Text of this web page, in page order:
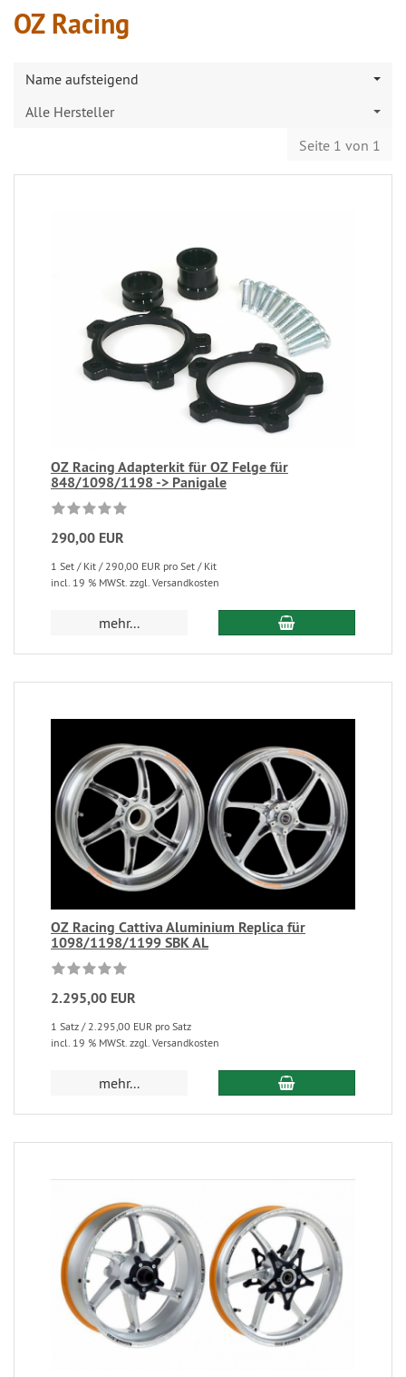
OZ Racing
Name aufsteigend
Alle Hersteller
Seite 1 von 1
OZ Racing Adapterkit für OZ Felge für
848/1098/1198 -> Panigale
290,00 EUR
1 Set / Kit / 290,00 EUR pro Set / Kit
incl. 19 % MWSt. zzgl. Versandkosten
mehr...
OZ Racing Cattiva Aluminium Replica für
1098/1198/1199 SBK AL
2.295,00 EUR
1 Satz / 2.295,00 EUR pro Satz
incl. 19 % MWSt. zzgl. Versandkosten
mehr...